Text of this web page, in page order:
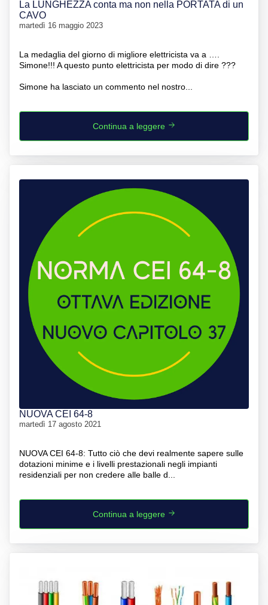
La LUNGHEZZA conta ma non nella PORTATA di un
CAVO
martedì 16 maggio 2023
La medaglia del giorno di migliore elettricista va a ….
Simone!!! A questo punto elettricista per modo di dire ???
Simone ha lasciato un commento nel nostro...
Continua a leggere
NUOVA CEI 64-8
martedì 17 agosto 2021
NUOVA CEI 64-8: Tutto ciò che devi realmente sapere sulle
dotazioni minime e i livelli prestazionali negli impianti
residenziali per non credere alle balle d...
Continua a leggere